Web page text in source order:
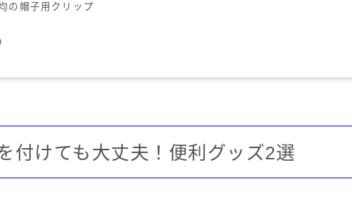
の帽子用クリップ
付けても大丈夫！便利グッズ2選